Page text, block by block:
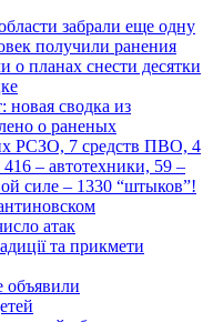
забрали еще одну
получили ранения
о планах снести десятки
новая сводка из
о раненых
РСЗО, 7 средств ПВО, 4
– автотехники, 59 –
силе – 1330 “штыков”!
атак
та прикмети
объявили